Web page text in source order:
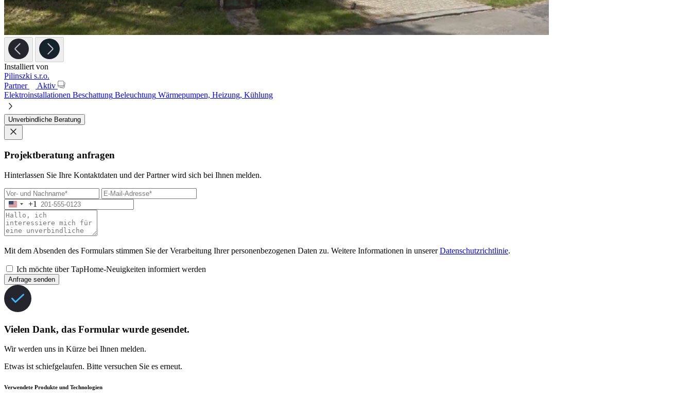
Installiert von
Pilinszki s.r.o.
Partner
Aktiv
Elektroinstallationen Beschattung Beleuchtung Wärmepumpen, Heizung, Kühlung
Unverbindliche Beratung
Projektberatung anfragen
Hinterlassen Sie Ihre Kontaktdaten und der Partner wird sich bei Ihnen melden.
+1
Mit dem Absenden des Formulars stimmen Sie der Verarbeitung Ihrer personenbezogenen Daten zu. Weitere Informationen in unsererDatenschutzrichtlinie.
Ich möchte über TapHome-Neuigkeiten informiert werden
Anfrage senden
Vielen Dank, das Formular wurde gesendet.
Wir werden uns in Kürze bei Ihnen melden.
Etwas ist schiefgelaufen. Bitte versuchen Sie es erneut.
Verwendete Produkte und Technologien